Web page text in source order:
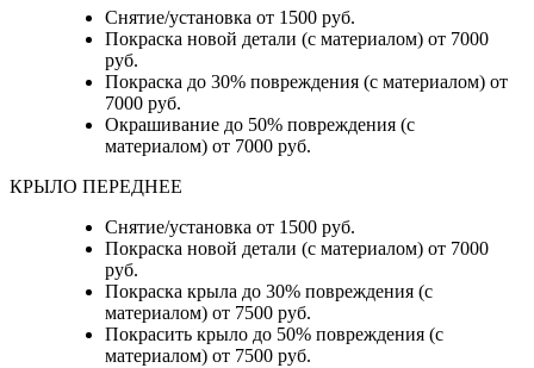
Снятие/установка от 1500 руб.
Покраска новой детали (с материалом) от 7000
руб.
Покраска до 30% повреждения (с материалом) от
7000 руб.
Окрашивание до 50% повреждения (с
материалом) от 7000 руб.
КРЫЛО ПЕРЕДНЕЕ
Снятие/установка от 1500 руб.
Покраска новой детали (с материалом) от 7000
руб.
Покраска крыла до 30% повреждения (с
материалом) от 7500 руб.
Покрасить крыло до 50% повреждения (с
материалом) от 7500 руб.